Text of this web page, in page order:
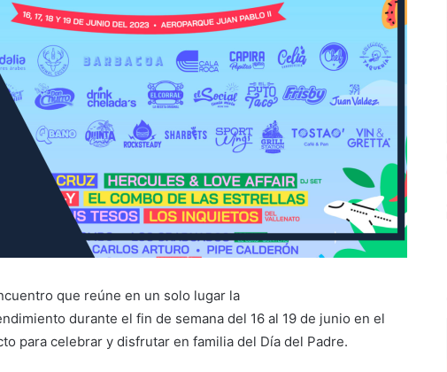
que reúne en un solo lugar la
durante el fin de semana del 16 al 19 de junio en el
para celebrar y disfrutar en familia del Día del Padre.